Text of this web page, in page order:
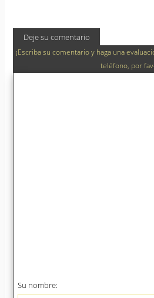
Deje su comentario
¡Escriba su comentario y haga una
teléfono, por
Su nombre: